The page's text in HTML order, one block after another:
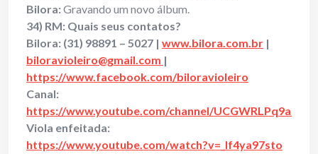
Bilora:Gravando um novo álbum.
34) RM: Quais seus contatos?
Bilora: (31) 98891 – 5027 | www.bilora.com.br |
biloravioleiro@gmail.com |
https://www.facebook.com/biloravioleiro
Canal:
https://www.youtube.com/channel/
Viola enfeitada:
https://www.youtube.com/watch?v=_If4ya97sto